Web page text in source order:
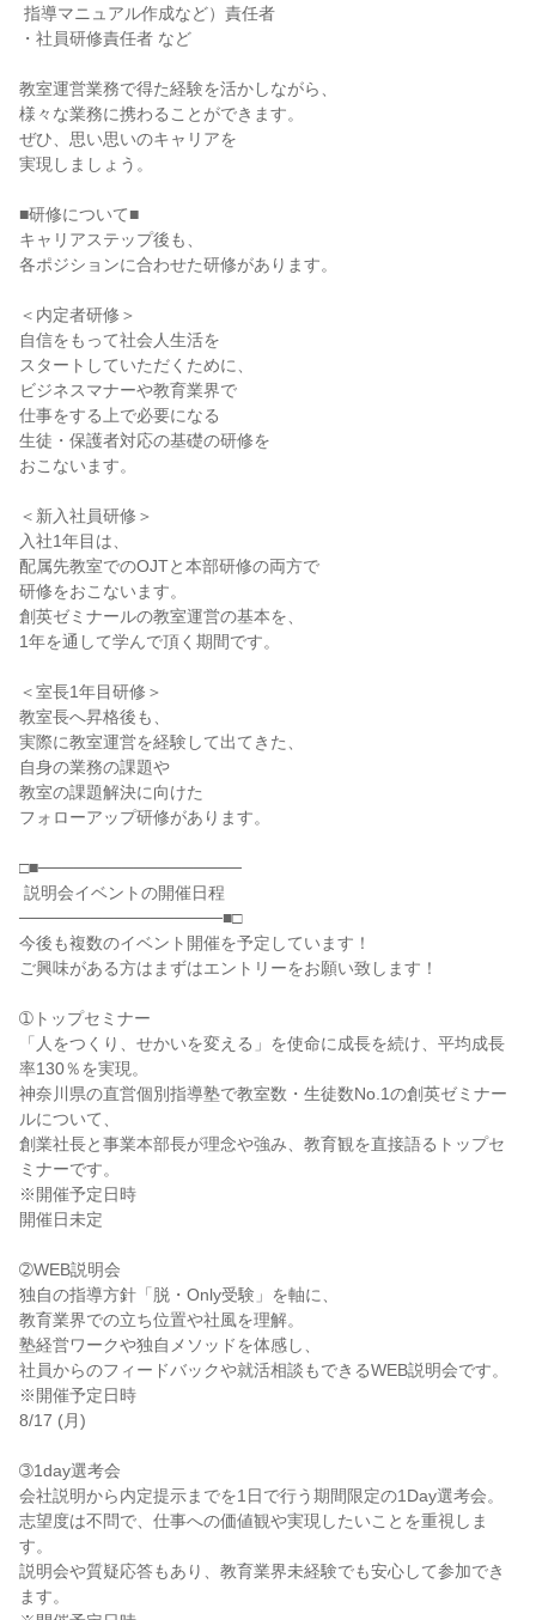
・社員研修責任者 など
教室運営業務で得た経験を活かしながら、
様々な業務に携わることができます。
ぜひ、思い思いのキャリアを
実現しましょう。
■研修について■
キャリアステップ後も、
各ポジションに合わせた研修があります。
＜内定者研修＞
自信をもって社会人生活を
スタートしていただくために、
ビジネスマナーや教育業界で
仕事をする上で必要になる
生徒・保護者対応の基礎の研修を
おこないます。
＜新入社員研修＞
入社1年目は、
配属先教室でのOJTと本部研修の両方で
研修をおこないます。
創英ゼミナールの教室運営の基本を、
1年を通して学んで頂く期間です。
＜室長1年目研修＞
教室長へ昇格後も、
実際に教室運営を経験して出てきた、
自身の業務の課題や
教室の課題解決に向けた
フォローアップ研修があります。
□■─────────────────
─────────────────■□
今後も複数のイベント開催を予定しています！
ご興味がある方はまずはエントリーをお願い致します！
➀トップセミナー
「人をつくり、せかいを変える」を使命に成長を続け、平均成長
率130％を実現。
神奈川県の直営個別指導塾で教室数・生徒数No.1の創英ゼミナー
ルについて、
創業社長と事業本部長が理念や強み、教育観を直接語るトップセ
ミナーです。
※開催予定日時
開催日未定
➁WEB説明会
独自の指導方針「脱・Only受験」を軸に、
教育業界での立ち位置や社風を理解。
塾経営ワークや独自メソッドを体感し、
社員からのフィードバックや就活相談もできるWEB説明会です。
※開催予定日時
8/17 (月)
➂1day選考会
会社説明から内定提示までを1日で行う期間限定の1Day選考会。
志望度は不問で、仕事への価値観や実現したいことを重視しま
す。
説明会や質疑応答もあり、教育業界未経験でも安心して参加でき
ます。